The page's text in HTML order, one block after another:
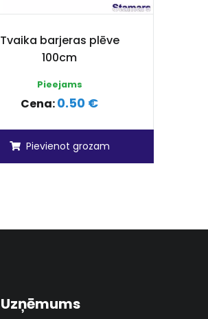
Tvaika barjeras plēve
100cm
Pieejams
Cena:0.50 €
Pievienot grozam
Uzņēmums